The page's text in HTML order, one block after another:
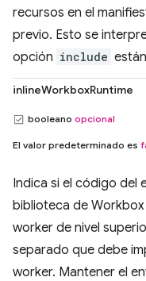
recursos en el
previo. Esto se
opción include
inlineWorkboxRuntime
booleano opcional
El valor predeterminado es
Indica si el código del
biblioteca de
worker de nivel
separado que debe
worker. Mantener el